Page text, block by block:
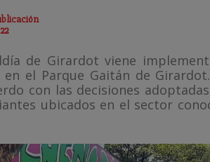
de Girardot viene
en el Parque Gaitán de
con las decisiones
ubicados en el sector